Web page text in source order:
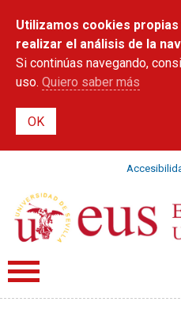
contenido
principal
Utilizamos cookies
realizar el análisis de la
Si continúas navegando,
uso. Quiero saber más